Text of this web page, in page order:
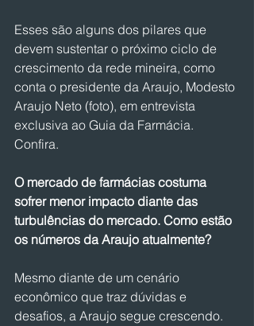
Esses são alguns dos pilares que
devem sustentar o próximo ciclo de
crescimento da rede mineira, como
conta o presidente da Araujo, Modesto
Araujo Neto (foto), em entrevista
exclusiva ao Guia da Farmácia.
Confira.
O mercado de farmácias costuma
sofrer menor impacto diante das
turbulências do mercado. Como estão
os números da Araujo atualmente?
Mesmo diante de um cenário
econômico que traz dúvidas e
desafios, a Araujo segue crescendo.